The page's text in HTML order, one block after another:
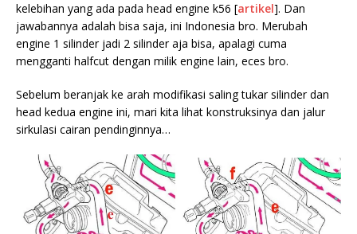
kelebihan yang ada pada head engine k56 [artikel]. Dan
jawabannya adalah bisa saja, ini Indonesia bro. Merubah
engine 1 silinder jadi 2 silinder aja bisa, apalagi cuma
mengganti halfcut dengan milik engine lain, eces bro.
Sebelum beranjak ke arah modifikasi saling tukar silinder dan
head kedua engine ini, mari kita lihat konstruksinya dan jalur
sirkulasi cairan pendinginnya…